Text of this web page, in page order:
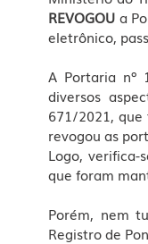
REVOGOU a
eletrônico,
A Portaria nº
diversos
671/2021,
revogou as
Logo,
que foram
Porém, nem
Registro de